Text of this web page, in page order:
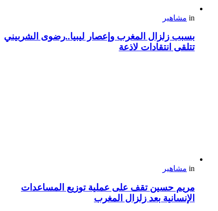
in مشاهير
بسبب زلزال المغرب وإعصار ليبيا..رضوى الشربيني
تتلقى انتقادات لاذعة
in مشاهير
مريم حسين تقف على عملية توزيع المساعدات
الإنسانية بعد زلزال المغرب